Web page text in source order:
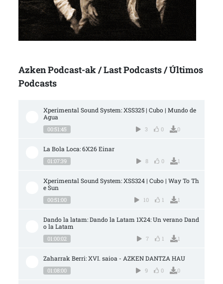
Azken Podcast-ak / Last Podcasts / Últimos
Podcasts
Xperimental Sound System: XSS325 | Cubo | Mundo de
Agua
00:51:45 3 0 0
La Bola Loca: 6X26 Einar
01:07:39 8 0 1
Xperimental Sound System: XSS324 | Cubo | Way To Th
e Sun
00:51:00 10 1 1
Dando la latam: Dando la Latam 1X24: Un verano Dand
o la Latam
01:00:02 7 1 1
Zaharrak Berri: XVI. saioa - AZKEN DANTZA HAU
01:08:00 9 0 0